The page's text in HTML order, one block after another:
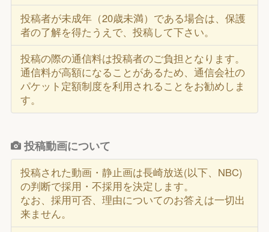
投稿者が未成年（20歳未満）である場合は、保護
者の了解を得たうえで、投稿して下さい。
投稿の際の通信料は投稿者のご負担となります。
通信料が高額になることがあるため、通信会社の
パケット定額制度を利用されることをお勧めしま
す。
投稿動画について
投稿された動画・静止画は長崎放送(以下、NBC)
の判断で採用・不採用を決定します。
なお、採用可否、理由についてのお答えは一切出
来ません。